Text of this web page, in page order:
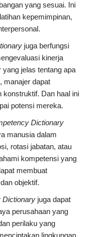
yang sesuai. Ini
kepemimpinan,
juga berfungsi
kinerja
jelas tentang apa
manajer dapat
konstruktif. Dan haal ini
potensi mereka.
Dictionary
manusia dalam
rotasi jabatan, atau
kompetensi yang
membuat
objektif.
Dictionary juga dapat
perusahaan yang
perilaku yang